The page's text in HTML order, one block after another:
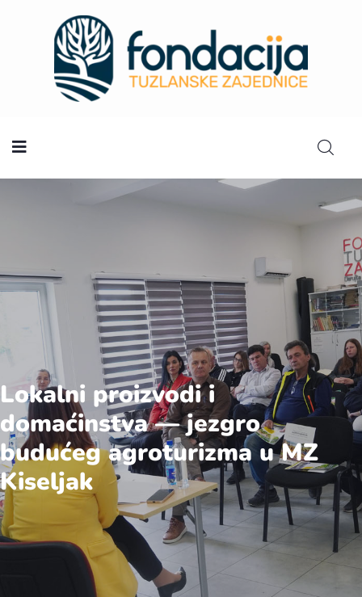
Početna
Lokalni proizvodi i
domaćinstva — jezgro
budućeg agroturizma u MZ
Kiseljak